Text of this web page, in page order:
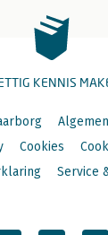
KENNIS
Cookies
Service